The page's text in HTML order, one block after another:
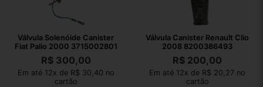
Válvula Solenóide Canister
Fiat Palio 2000 3715002801
R$300,00
Em até 12x de R$ 30,40 no
cartão
Válvula Canister Renault Clio
2008 8200386493
R$ 200,00
Em até 12x de R$ 20,27 no
cartão